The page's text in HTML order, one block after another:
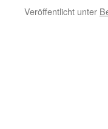
Veröffentlicht unter